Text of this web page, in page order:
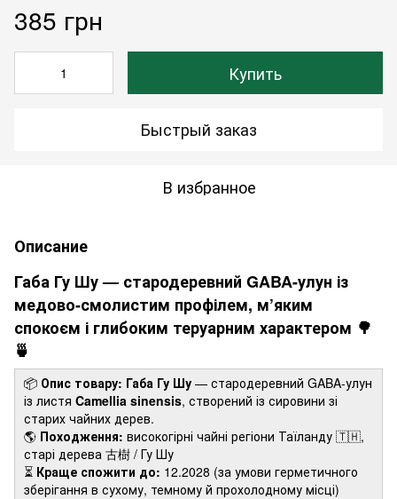
385 грн
Купить
Быстрый заказ
В избранное
Описание
Габа Гу Шу — стародеревний GABA-улун із
медово-смолистим профілем, м’яким
спокоєм і глибоким теруарним характером 🌳
🍵
📦 Опис товару: Габа Гу Шу — стародеревний GABA-улун
із листя Camellia sinensis, створений із сировини зі
старих чайних дерев.
🌎 Походження: високогірні чайні регіони Таїланду 🇹🇭,
старі дерева 古樹 / Гу Шу
⏳ Краще спожити до: 12.2028 (за умови герметичного
зберігання в сухому, темному й прохолодному місці)